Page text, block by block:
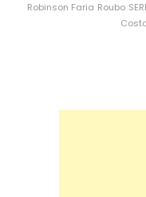
Robinson Faria Roubo